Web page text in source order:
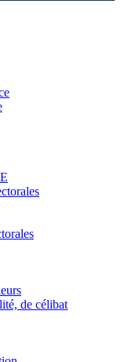
de célibat